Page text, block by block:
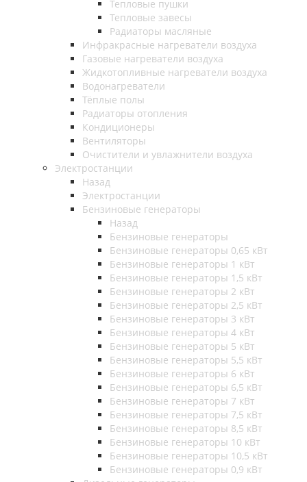
Тепловые пушки
Тепловые завесы
Радиаторы масляные
Инфракрасные нагреватели воздуха
Газовые нагреватели воздуха
Жидкотопливные нагреватели воздуха
Водонагреватели
Тёплые полы
Радиаторы отопления
Кондиционеры
Вентиляторы
Очистители и увлажнители воздуха
Электростанции
Назад
Электростанции
Бензиновые генераторы
Назад
Бензиновые генераторы
Бензиновые генераторы 0,65 кВт
Бензиновые генераторы 1 кВт
Бензиновые генераторы 1,5 кВт
Бензиновые генераторы 2 кВт
Бензиновые генераторы 2,5 кВт
Бензиновые генераторы 3 кВт
Бензиновые генераторы 4 кВт
Бензиновые генераторы 5 кВт
Бензиновые генераторы 5,5 кВт
Бензиновые генераторы 6 кВт
Бензиновые генераторы 6,5 кВт
Бензиновые генераторы 7 кВт
Бензиновые генераторы 7,5 кВт
Бензиновые генераторы 8,5 кВт
Бензиновые генераторы 10 кВт
Бензиновые генераторы 10,5 кВт
Бензиновые генераторы 0,9 кВт